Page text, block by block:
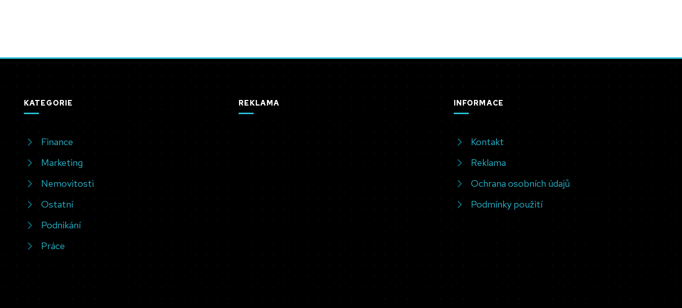
KATEGORIE
Finance
Marketing
Nemovitosti
Ostatní
Podnikání
Práce
REKLAMA INFORMACE
Kontakt
Reklama
Ochrana osobních údajů
Podmínky použití